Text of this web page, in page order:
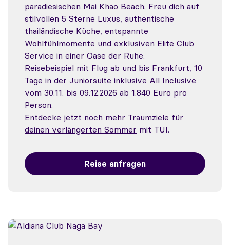
paradiesischen Mai Khao Beach. Freu dich auf
stilvollen 5 Sterne Luxus, authentische
thailändische Küche, entspannte
Wohlfühlmomente und exklusiven Elite Club
Service in einer Oase der Ruhe.
Reisebeispiel mit Flug ab und bis Frankfurt, 10
Tage in der Juniorsuite inklusive All Inclusive
vom 30.11. bis 09.12.2026 ab 1.840 Euro pro
Person.
Entdecke jetzt noch mehr Traumziele für
deinen verlängerten Sommer mit TUI.
Reise anfragen